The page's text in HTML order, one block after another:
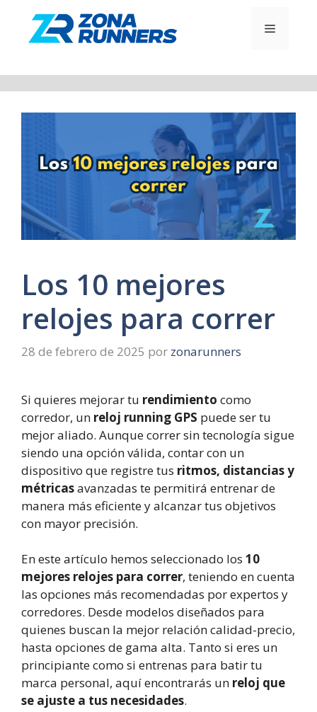
contenido
MENÚ
Los 10 mejores
relojes para correr
28 de febrero de 2025 por zonarunners
Si quieres mejorar tu rendimiento como
corredor, un reloj running GPS puede ser tu
mejor aliado. Aunque correr sin tecnología sigue
siendo una opción válida, contar con un
dispositivo que registre tus ritmos, distancias y
métricasavanzadas te permitirá entrenar de
manera más eficiente y alcanzar tus objetivos
con mayor precisión.
En este artículo hemos seleccionado los 10
mejores relojes para correr, teniendo en cuenta
las opciones más recomendadas por expertos y
corredores. Desde modelos diseñados para
quienes buscan la mejor relación calidad-precio,
hasta opciones de gama alta. Tanto si eres un
principiante como si entrenas para batir tu
marca personal, aquí encontrarás un reloj que
se ajuste a tus necesidades.